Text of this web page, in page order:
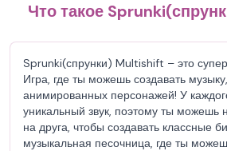
Что такое
Sprunki(спрунки) Multishift – это
Игра, где ты можешь создавать
анимированных персонажей! У
уникальный звук, поэтому ты можешь
на друга, чтобы создавать классные
музыкальная песочница, где ты